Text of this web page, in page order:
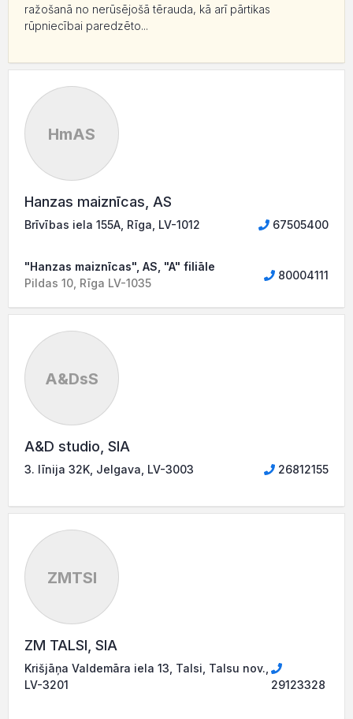
ražošanā no nerūsējošā tērauda, kā arī pārtikas
rūpniecībai paredzēto...
HmAS
Hanzas maiznīcas, AS
Brīvības iela 155A, Rīga, LV-1012 67505400
"Hanzas maiznīcas", AS, "A" filiāle
Pildas 10, Rīga LV-1035
80004111
A&DsS
A&D studio, SIA
3. līnija 32K, Jelgava, LV-3003 26812155
ZMTSI
ZM TALSI, SIA
Krišjāņa Valdemāra iela 13, Talsi, Talsu nov.,
LV-3201
29123328